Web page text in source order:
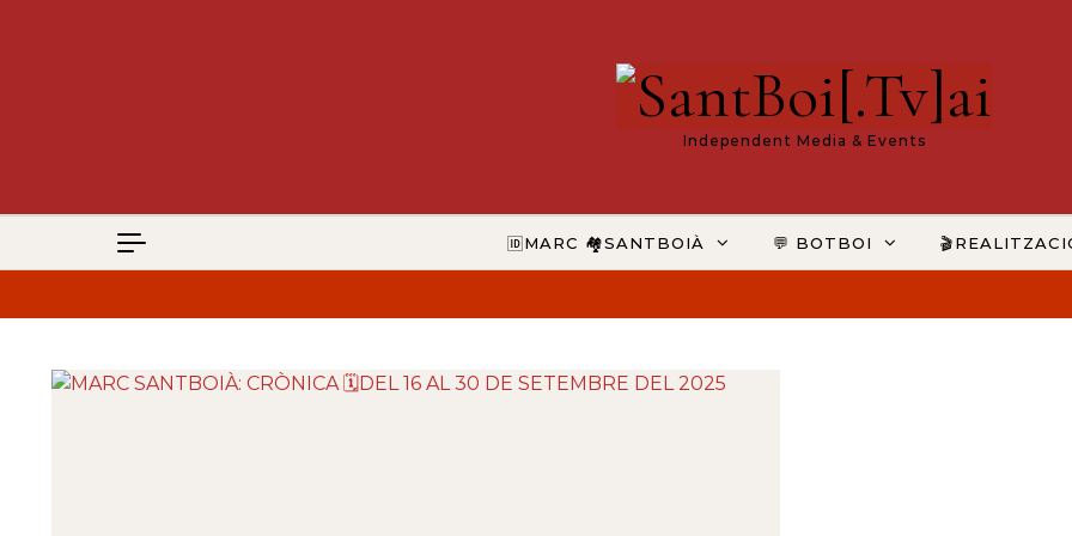
Independent Media & Events
🆔MARC 🏘️SANTBOIÀ 💬 BOTBOI